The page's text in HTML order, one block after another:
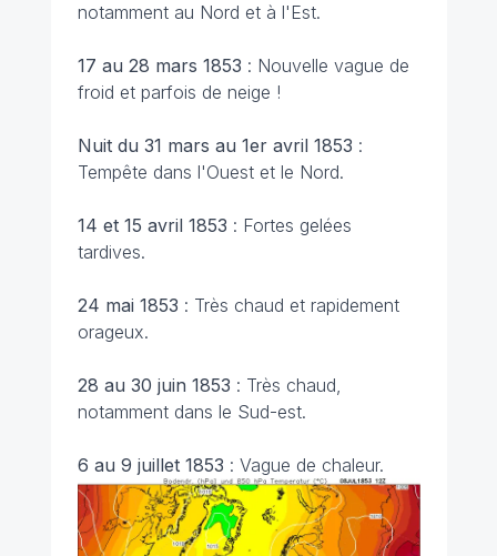
notamment au Nord et à l'Est.
17 au 28 mars 1853 : Nouvelle vague de
froid et parfois de neige !
Nuit du 31 mars au 1er avril 1853 :
Tempête dans l'Ouest et le Nord.
14 et 15 avril 1853 : Fortes gelées
tardives.
24 mai 1853 : Très chaud et rapidement
orageux.
28 au 30 juin 1853 : Très chaud,
notamment dans le Sud-est.
6 au 9 juillet 1853 : Vague de chaleur.